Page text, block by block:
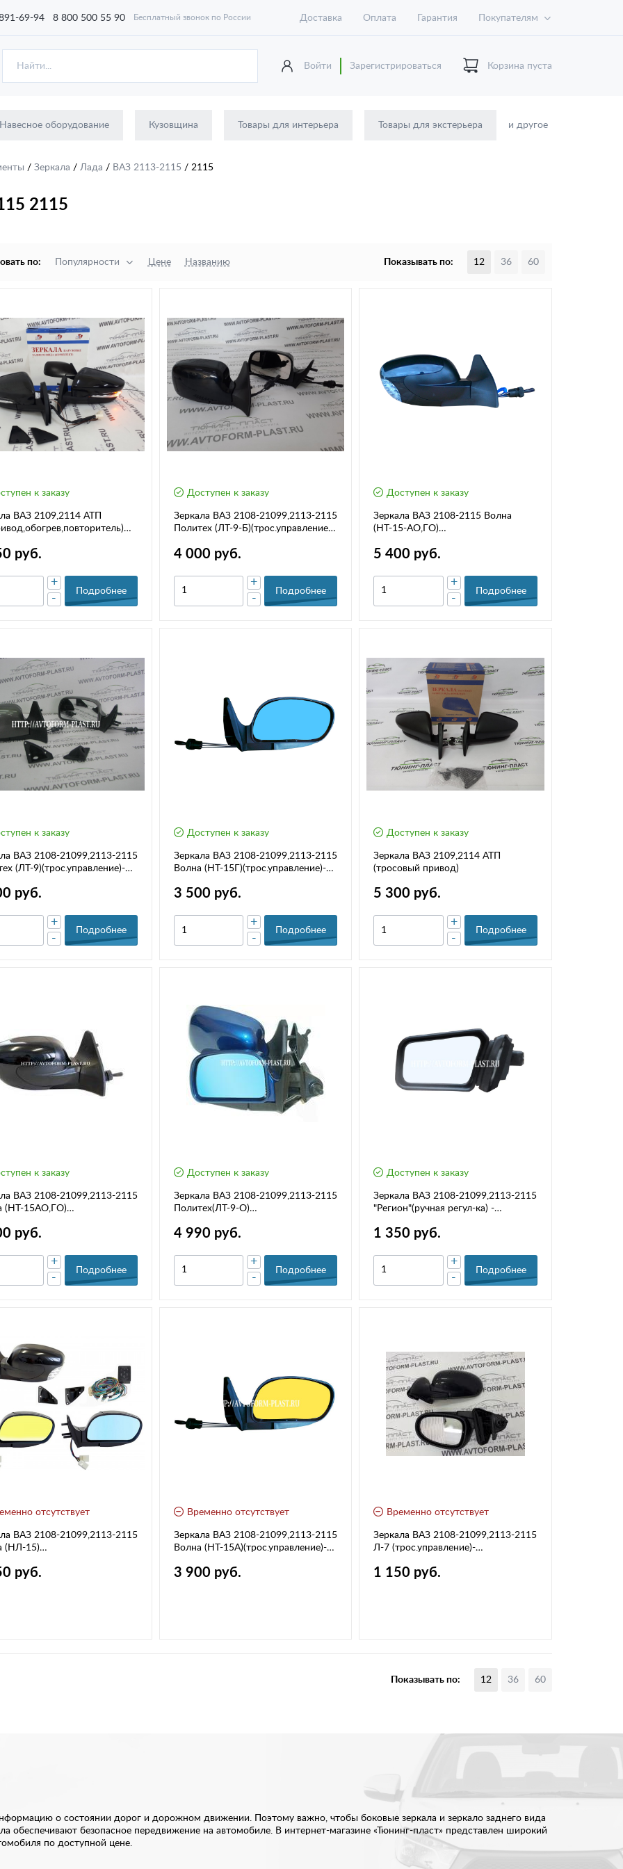
69-94 8 800 500 55 90 Бесплатный звонок по России Доставка Оплата Гарантия Покупателям
Войти Зарегистрироваться Корзина пуста
Навесное оборудование Кузовщина Товары для интерьера Товары для экстерьера и другое
/ Зеркала / Лада / ВАЗ 2113-2115 / 2115
2115
по: Популярности Цене Названию Показывать по: 12 36 60
к заказу
ВАЗ 2109,2114 АТП
руб.
-
+
Подробнее
Доступен к заказу
Зеркала ВАЗ 2108-21099,2113-2115
Политех (ЛТ-9-Б)(трос.управление)-
4 000 руб.
-
+
Подробнее
Доступен к заказу
Зеркала ВАЗ 2108-2115 Волна
(НТ-15-АО,ГО)
повторитель поворота),комплект
5 400 руб.
-
+
Подробнее
к заказу
ВАЗ 2108-21099,2113-2115
(ЛТ-9)(трос.управление)-
руб.
-
+
Подробнее
Доступен к заказу
Зеркала ВАЗ 2108-21099,2113-2115
Волна (НТ-15Г)(трос.управление)-
3 500 руб.
-
+
Подробнее
Доступен к заказу
Зеркала ВАЗ 2109,2114 АТП
(тросовый привод)
5 300 руб.
-
+
Подробнее
к заказу
ВАЗ 2108-21099,2113-2115
(НТ-15АО,ГО)
руб.
-
+
Подробнее
Доступен к заказу
Зеркала ВАЗ 2108-21099,2113-2115
Политех(ЛТ-9-О)
4 990 руб.
-
+
Подробнее
Доступен к заказу
Зеркала ВАЗ 2108-21099,2113-2115
"Регион"(ручная регул-ка) -
1 350 руб.
-
+
Подробнее
отсутствует
ВАЗ 2108-21099,2113-2115
(НЛ-15)
комплект
руб.
Временно отсутствует
Зеркала ВАЗ 2108-21099,2113-2115
Волна (НТ-15А)(трос.управление)-
3 900 руб.
Временно отсутствует
Зеркала ВАЗ 2108-21099,2113-2115
Л-7 (трос.управление)-
1 150 руб.
Показывать по: 12 36 60
о состоянии дорог и дорожном движении. Поэтому важно, чтобы боковые зеркала и зеркало заднего вида
обеспечивают безопасное передвижение на автомобиле. В интернет-магазине «Тюнинг-пласт» представлен широкий
по доступной цене.